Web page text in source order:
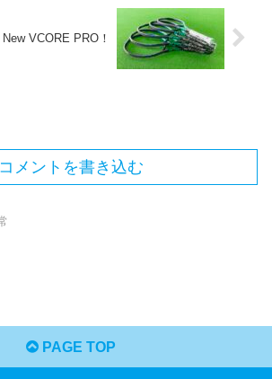
New VCORE PRO！
コメントを書き込む
PAGE TOP